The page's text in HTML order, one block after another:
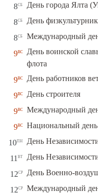
8сб День города Ялта
8сб День
8сб Международный
9вс
День воинской
флота
9вс День работников
9вс День строителя
9вс Международный
9вс Национальный
10пн День
11 вт День
12ср День Военно-
12ср Международный